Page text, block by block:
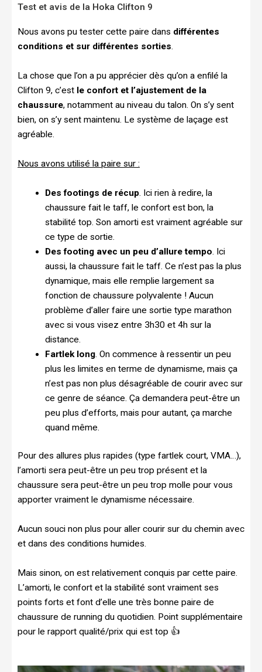
Test et avis de la Hoka Clifton 9
Nous avons pu tester cette paire dans différentes
conditions et sur différentes sorties.
La chose que l’on a pu apprécier dès qu’on a enfilé la
Clifton 9, c’est le confort et l’ajustement de la
chaussure, notamment au niveau du talon. On s’y sent
bien, on s’y sent maintenu. Le système de laçage est
agréable.
Nous avons utilisé la paire sur :
Des footings de récup. Ici rien à redire, la
chaussure fait le taff, le confort est bon, la
stabilité top. Son amorti est vraiment agréable sur
ce type de sortie.
Des footing avec un peu d’allure tempo. Ici
aussi, la chaussure fait le taff. Ce n’est pas la plus
dynamique, mais elle remplie largement sa
fonction de chaussure polyvalente ! Aucun
problème d’aller faire une sortie type marathon
avec si vous visez entre 3h30 et 4h sur la
distance.
Fartlek long. On commence à ressentir un peu
plus les limites en terme de dynamisme, mais ça
n’est pas non plus désagréable de courir avec sur
ce genre de séance. Ça demandera peut-être un
peu plus d’efforts, mais pour autant, ça marche
quand même.
Pour des allures plus rapides (type fartlek court, VMA…),
l’amorti sera peut-être un peu trop présent et la
chaussure sera peut-être un peu trop molle pour vous
apporter vraiment le dynamisme nécessaire.
Aucun souci non plus pour aller courir sur du chemin avec
et dans des conditions humides.
Mais sinon, on est relativement conquis par cette paire.
L’amorti, le confort et la stabilité sont vraiment ses
points forts et font d’elle une très bonne paire de
chaussure de running du quotidien. Point supplémentaire
pour le rapport qualité/prix qui est top 👍